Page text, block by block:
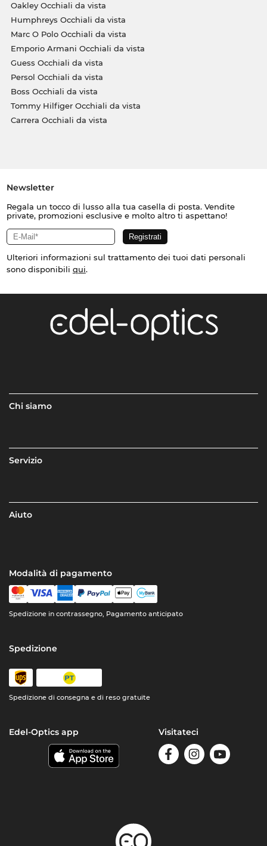
Oakley Occhiali da vista
Humphreys Occhiali da vista
Marc O Polo Occhiali da vista
Emporio Armani Occhiali da vista
Guess Occhiali da vista
Persol Occhiali da vista
Boss Occhiali da vista
Tommy Hilfiger Occhiali da vista
Carrera Occhiali da vista
Newsletter
Regala un tocco di lusso alla tua casella di posta. Vendite
private, promozioni esclusive e molto altro ti aspettano!
Ulteriori informazioni sul trattamento dei tuoi dati personali
sono disponibili qui.
Chi siamo
Servizio
Aiuto
Modalità di pagamento
Spedizione in contrassegno, Pagamento anticipato
Spedizione
Spedizione di consegna e di reso gratuite
Edel-Optics app Visitateci